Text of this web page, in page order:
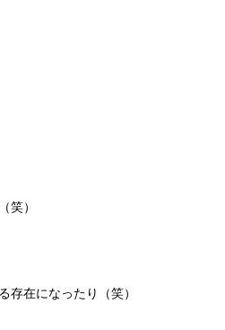
笑）
存在になったり（笑）